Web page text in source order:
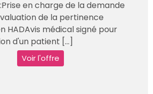
en charge de la demande
de la pertinence
HADAvis médical signé pour
d'un patient [...]
Voir l'offre